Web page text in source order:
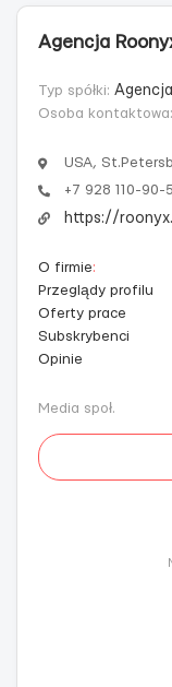
Agencja
Typ spółki: Agencja
Osoba kontaktowa:
USA,
+7 928 110-90-
https://
O firmie:
Przeglądy profilu
Oferty prace
Subskrybenci
Opinie
Media społ.